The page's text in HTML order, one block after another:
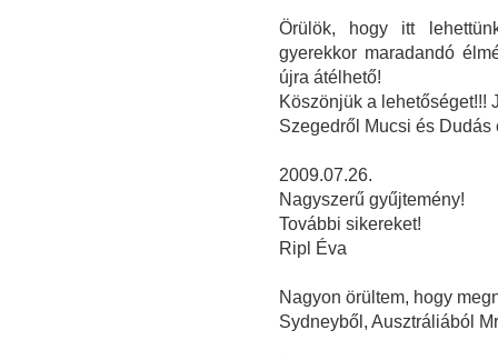
Örülök, hogy itt
gyerekkor maradandó
újra átélhető!
Köszönjük a lehetőséget!!!
Szegedről Mucsi és Dudás
2009.07.26.
Nagyszerű gyűjtemény!
További sikereket!
Ripl Éva
Nagyon örültem, hogy
Sydneyből, Ausztráliából